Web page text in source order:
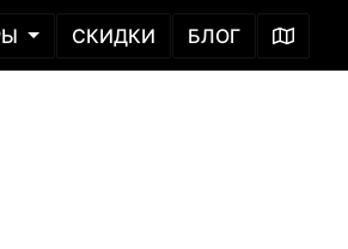
СКИДКИ БЛОГ